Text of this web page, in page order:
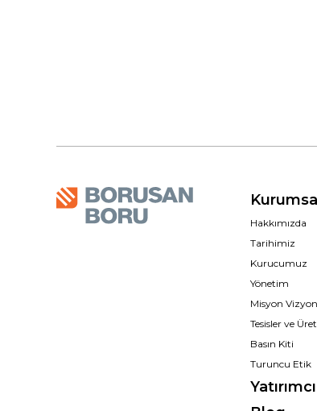
Kurumsal
Hakkımızda
Tarihimiz
Kurucumuz
Yönetim
Misyon
Tesisler ve
Basın Kiti
Turuncu Etik